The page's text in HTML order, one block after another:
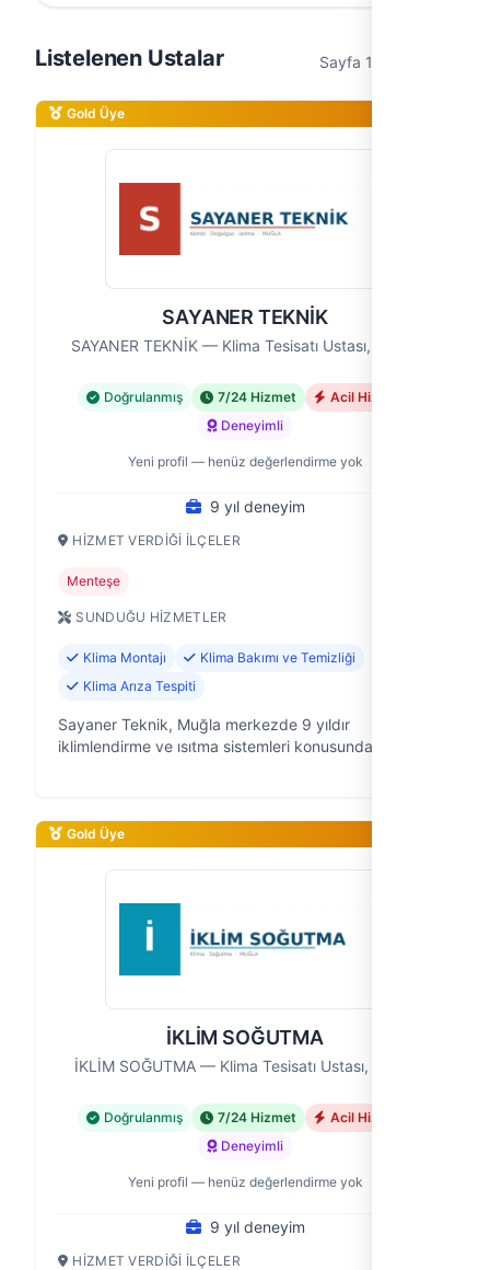
Listelenen Ustalar Sayfa 1 / 1 (6 usta)
Gold Üye
SAYANER TEKNİK
SAYANER TEKNİK — Klima Tesisatı Ustası, Muğla
Doğrulanmış 7/24 Hizmet
Acil Hizmet
Deneyimli
Yeni profil — henüz değerlendirme yok
9 yıl deneyim
HIZMET VERDIĞI İLÇELER
Menteşe
SUNDUĞU HIZMETLER
Klima Montajı
Klima Bakımı ve Temizliği
Klima Arıza Tespiti
Sayaner Teknik, Muğla merkezde 9 yıldır
iklimlendirme ve ısıtma sistemleri konusunda
Gold Üye
İKLİM SOĞUTMA
İKLİM SOĞUTMA — Klima Tesisatı Ustası, Muğla
Doğrulanmış 7/24 Hizmet
Acil Hizmet
Deneyimli
Yeni profil — henüz değerlendirme yok
9 yıl deneyim
HIZMET VERDIĞI İLÇELER